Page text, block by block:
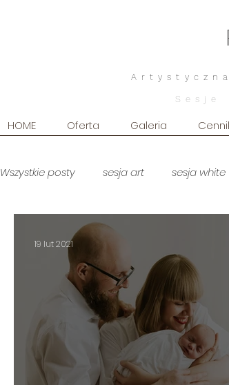
Sesje
HOME Oferta Galeria
Wszystkie posty sesja art sesja white
sesja brzuszkowa
sesja na roczek sesja noworodkowa
sesja portretowa sesja portretowa
19 lut 2021